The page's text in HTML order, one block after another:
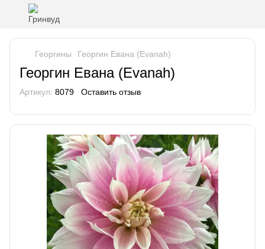
Георгины Георгин Евана (Evanah)
Георгин Евана (Evanah)
Артикул: 8079 Оставить отзыв